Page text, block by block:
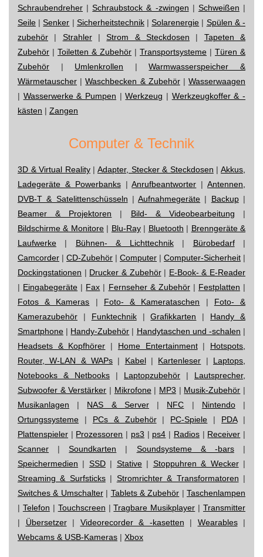
Schraubendreher |Schraubstock & -zwingen | Schweißen |
Seile |Senker | Sicherheitstechnik|Solarenergie | Spülen & -
zubehör | Strahler|Strom & Steckdosen | Tapeten &
Zubehör | Toiletten & Zubehör | Transportsysteme | Türen &
Zubehör | Umlenkrollen |Warmwasserspeicher &
Wärmetauscher |Waschbecken & Zubehör|Wasserwaagen
| Wasserwerke & Pumpen |Werkzeug | Werkzeugkoffer & -
kästen | Zangen
Computer & Technik
3D & Virtual Reality|Adapter, Stecker & Steckdosen |Akkus,
Ladegeräte & Powerbanks|Anrufbeantworter |Antennen,
DVB-T & Satelittenschüsseln |Aufnahmegeräte | Backup|
Beamer & Projektoren | Bild- & Videobearbeitung |
Bildschirme & Monitore| Blu-Ray| Bluetooth | Brenngeräte &
Laufwerke | Bühnen- & Lichttechnik| Bürobedarf|
Camcorder | CD-Zubehör | Computer | Computer-Sicherheit |
Dockingstationen | Drucker & Zubehör| E-Book- & E-Reader
| Eingabegeräte | Fax | Fernseher & Zubehör| Festplatten |
Fotos & Kameras | Foto- & Kamerataschen | Foto- &
Kamerazubehör | Funktechnik|Grafikkarten | Handy &
Smartphone | Handy-Zubehör | Handytaschen und -schalen |
Headsets & Kopfhörer | Home Entertainment| Hotspots,
Router, W-LAN & WAPs | Kabel| Kartenleser | Laptops,
Notebooks & Netbooks | Laptopzubehör | Lautsprecher,
Subwoofer & Verstärker | Mikrofone| MP3 | Musik-Zubehör |
Musikanlagen | NAS & Server| NFC | Nintendo|
Ortungssysteme | PCs & Zubehör| PC-Spiele | PDA|
Plattenspieler | Prozessoren | ps3 | ps4 | Radios| Receiver |
Scanner |Soundkarten | Soundsysteme & -bars|
Speichermedien | SSD| Stative| Stoppuhren & Wecker|
Streaming & Surfsticks| Stromrichter & Transformatoren |
Switches & Umschalter| Tablets & Zubehör | Taschenlampen
| Telefon | Touchscreen |Tragbare Musikplayer | Transmitter
| Übersetzer| Videorecorder & -kasetten | Wearables|
Webcams & USB-Kameras | Xbox